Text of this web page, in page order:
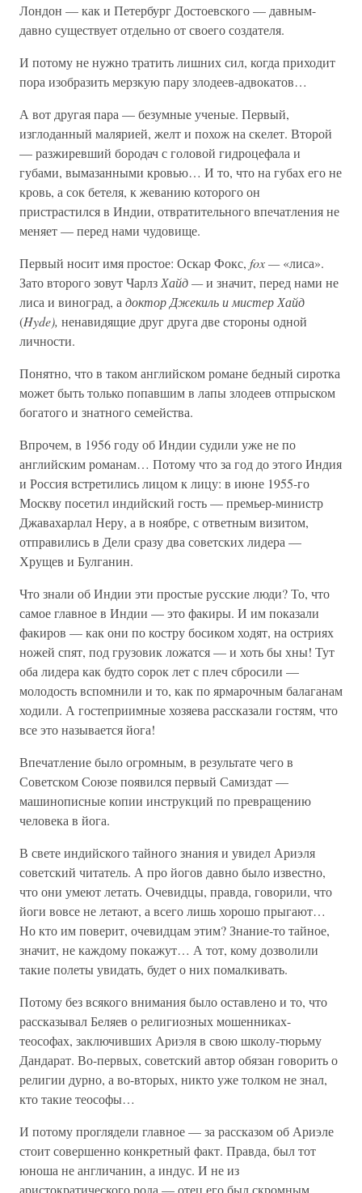
Лондон — как и Петербург Достоевского — давным-
давно существует отдельно от своего создателя.
И потому не нужно тратить лишних сил, когда приходит
пора изобразить мерзкую пару злодеев-адвокатов…
А вот другая пара — безумные ученые. Первый,
изглоданный малярией, желт и похож на скелет. Второй
— разжиревший бородач с головой гидроцефала и
губами, вымазанными кровью… И то, что на губах его не
кровь, а сок бетеля, к жеванию которого он
пристрастился в Индии, отвратительного впечатления не
меняет — перед нами чудовище.
Первый носит имя простое: Оскар Фокс, fox —«лиса».
Зато второго зовут Чарлз Хайд —и значит, перед нами не
лиса и виноград, а доктор Джекиль и мистер Хайд
(Hyde), ненавидящие друг друга две стороны одной
личности.
Понятно, что в таком английском романе бедный сиротка
может быть только попавшим в лапы злодеев отпрыском
богатого и знатного семейства.
Впрочем, в 1956 году об Индии судили уже не по
английским романам… Потому что за год до этого Индия
и Россия встретились лицом к лицу: в июне 1955-го
Москву посетил индийский гость — премьер-министр
Джавахарлал Неру, а в ноябре, с ответным визитом,
отправились в Дели сразу два советских лидера —
Хрущев и Булганин.
Что знали об Индии эти простые русские люди? То, что
самое главное в Индии — это факиры. И им показали
факиров — как они по костру босиком ходят, на остриях
ножей спят, под грузовик ложатся — и хоть бы хны! Тут
оба лидера как будто сорок лет с плеч сбросили —
молодость вспомнили и то, как по ярмарочным балаганам
ходили. А гостеприимные хозяева рассказали гостям, что
все это называется йога!
Впечатление было огромным, в результате чего в
Советском Союзе появился первый Самиздат —
машинописные копии инструкций по превращению
человека в йога.
В свете индийского тайного знания и увидел Ариэля
советский читатель. А про йогов давно было известно,
что они умеют летать. Очевидцы, правда, говорили, что
йоги вовсе не летают, а всего лишь хорошо прыгают…
Но кто им поверит, очевидцам этим? Знание-то тайное,
значит, не каждому покажут… А тот, кому дозволили
такие полеты увидать, будет о них помалкивать.
Потому без всякого внимания было оставлено и то, что
рассказывал Беляев о религиозных мошенниках-
теософах, заключивших Ариэля в свою школу-тюрьму
Дандарат. Во-первых, советский автор обязан говорить о
религии дурно, а во-вторых, никто уже толком не знал,
кто такие теософы…
И потому проглядели главное — за рассказом об Ариэле
стоит совершенно конкретный факт. Правда, был тот
юноша не англичанин, а индус. И не из
аристократического рода — отец его был скромным